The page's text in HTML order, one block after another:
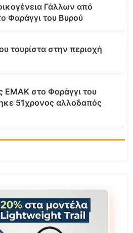
Γάλλων από
Φαράγγι του Βυρού
τουρίστα στην περιοχή
ΕΜΑΚ στο Φαράγγι του
51χρονος αλλοδαπός